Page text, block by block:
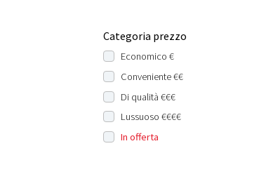
Categoria prezzo
Economico €
Conveniente €€
Di qualità €€€
Lussuoso €€€€
In offerta